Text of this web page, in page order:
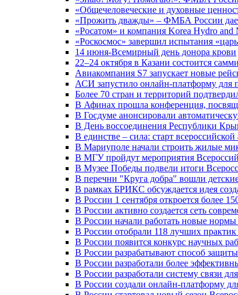
«Общечеловеческие и духовные
«Прожить дважды» – ФМБА России
«Росатом» и компания Korea Hydro and
«Роскосмос» завершил испытания
14 июня-Всемирный день донора крови
22–24 октября в Казани состоится
Авиакомпания S7 запускает новые
АСИ запустило онлайн-платформу
Более 70 стран и территорий
В Афинах прошла конференция,
В Госдуме анонсировали
В День воссоединения Республики
В единстве – сила: старт
В Мариуполе начали строить жилые
В МГУ пройдут мероприятия
В Музее Победы подвели итоги
В перечни "Круга добра" вошли
В рамках БРИКС обсуждается идея
В России 1 сентября откроется более
В России активно создается сеть
В России начали работать новые
В России отобрали 118 лучших практик
В России появится конкурс научных
В России разрабатывают способ
В России разработали более
В России разработали систему связи
В России создали онлайн-платформу